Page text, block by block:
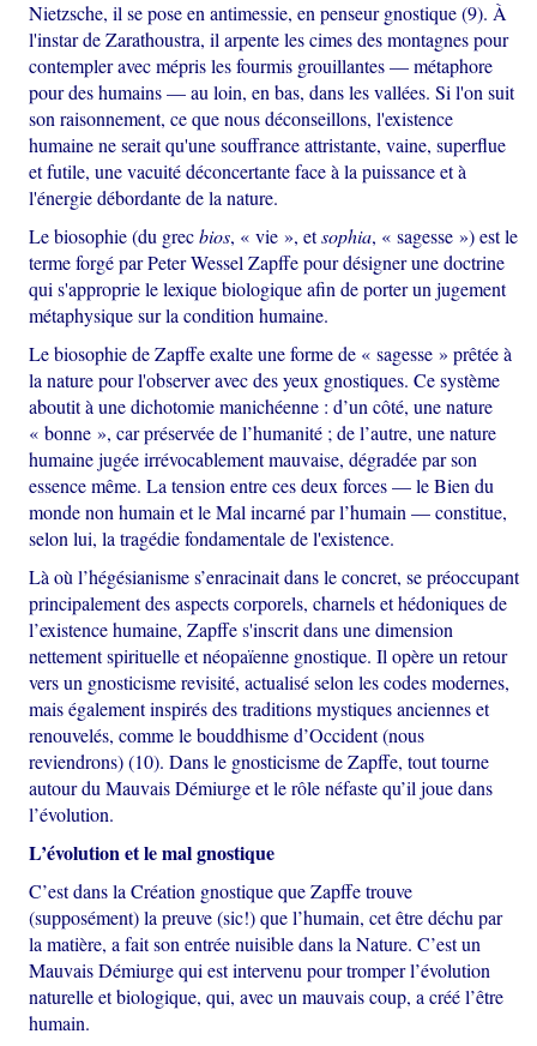
Nietzsche, il se pose en antimessie, en penseur gnostique (9). À
l'instar de Zarathoustra, il arpente les cimes des montagnes pour
contempler avec mépris les fourmis grouillantes — métaphore
pour des humains — au loin, en bas, dans les vallées. Si l'on suit
son raisonnement, ce que nous déconseillons, l'existence
humaine ne serait qu'une souffrance attristante, vaine, superflue
et futile, une vacuité déconcertante face à la puissance et à
l'énergie débordante de la nature.
Le biosophie (du grecbios, « vie », etsophia, « sagesse ») est le
terme forgé par Peter Wessel Zapffe pour désigner une doctrine
qui s'approprie le lexique biologique afin de porter un jugement
métaphysique sur la condition humaine.
Le biosophie de Zapffe exalte une forme de « sagesse » prêtée à
la nature pour l'observer avec des yeux gnostiques. Ce système
aboutit à une dichotomie manichéenne : d’un côté, une nature
« bonne », car préservée de l’humanité ; de l’autre, une nature
humaine jugée irrévocablement mauvaise, dégradée par son
essence même. La tension entre ces deux forces — le Bien du
monde non humain et le Mal incarné par l’humain — constitue,
selon lui, la tragédie fondamentale de l'existence.
Là où l’hégésianisme s’enracinait dans le concret, se préoccupant
principalement des aspects corporels, charnels et hédoniques de
l’existence humaine, Zapffe s'inscrit dans une dimension
nettement spirituelle et néopaïenne gnostique. Il opère un retour
vers un gnosticisme revisité, actualisé selon les codes modernes,
mais également inspirés des traditions mystiques anciennes et
renouvelés, comme le bouddhisme d’Occident (nous
reviendrons) (10). Dans le gnosticisme de Zapffe, tout tourne
autour du Mauvais Démiurge et le rôle néfaste qu’il joue dans
l’évolution.
L’évolution et le mal gnostique
C’est dans la Création gnostique que Zapffe trouve
(supposément) la preuve (sic!) que l’humain, cet être déchu par
la matière, a fait son entrée nuisible dans la Nature. C’est un
Mauvais Démiurge qui est intervenu pour tromper l’évolution
naturelle et biologique, qui, avec un mauvais coup, a créé l’être
humain.